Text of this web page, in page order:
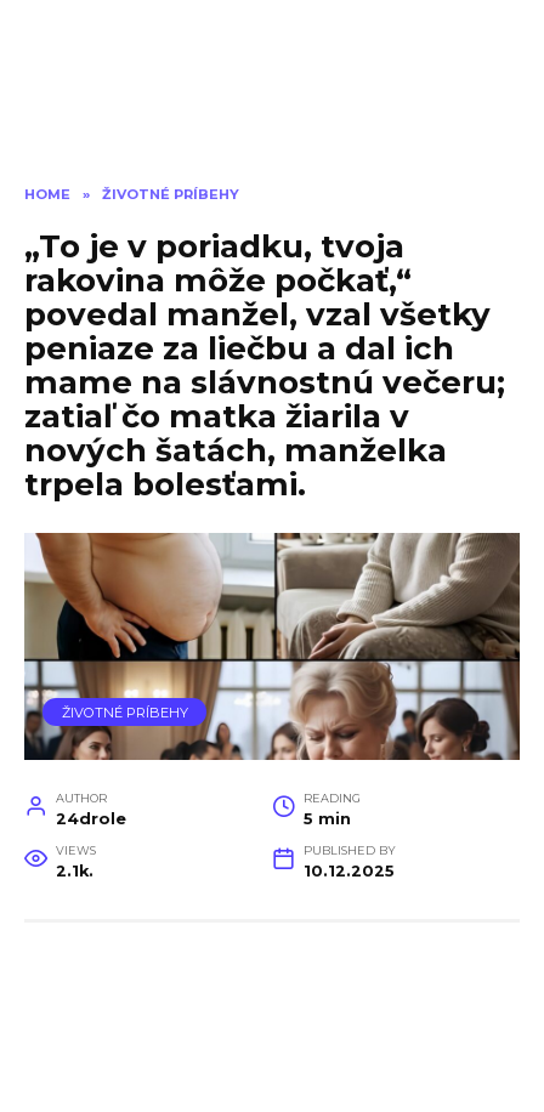
HOME » ŽIVOTNÉ PRÍBEHY
„To je v poriadku, tvoja
rakovina môže počkať,“
povedal manžel, vzal všetky
peniaze za liečbu a dal ich
mame na slávnostnú večeru;
zatiaľ čo matka žiarila v
nových šatách, manželka
trpela bolesťami.
ŽIVOTNÉ PRÍBEHY
AUTHOR
24drole
READING
5 min
VIEWS
2.1k.
PUBLISHED BY
10.12.2025